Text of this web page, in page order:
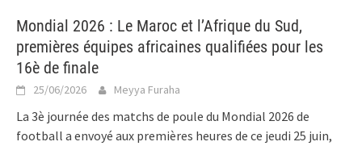
Mondial 2026 : Le Maroc et l’Afrique du Sud,
premières équipes africaines qualifiées pour les
16è de finale
25/06/2026 Meyya Furaha
La 3è journée des matchs de poule du Mondial 2026 de
football a envoyé aux premières heures de ce jeudi 25 juin,